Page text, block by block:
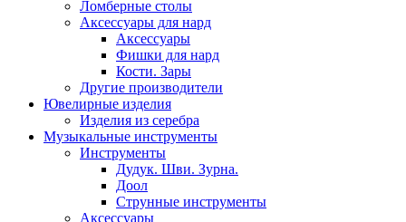
Ломберные столы
Аксессуары для нард
Аксессуары
Фишки для нард
Кости. Зары
Другие производители
Ювелирные изделия
Изделия из серебра
Музыкальные инструменты
Инструменты
Дудук. Шви. Зурна.
Доол
Струнные инструменты
Аксессуары